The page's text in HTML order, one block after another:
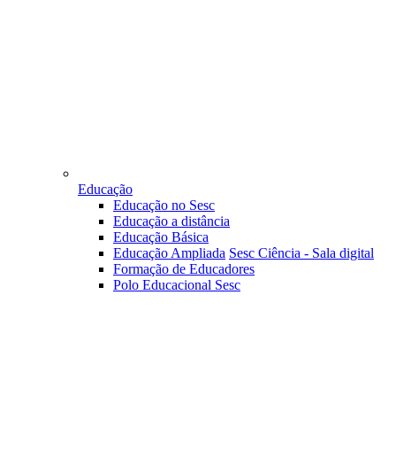
Educação
Educação no Sesc
Educação a distância
Educação Básica
Educação Ampliada Sesc Ciência - Sala digital
Formação de Educadores
Polo Educacional Sesc